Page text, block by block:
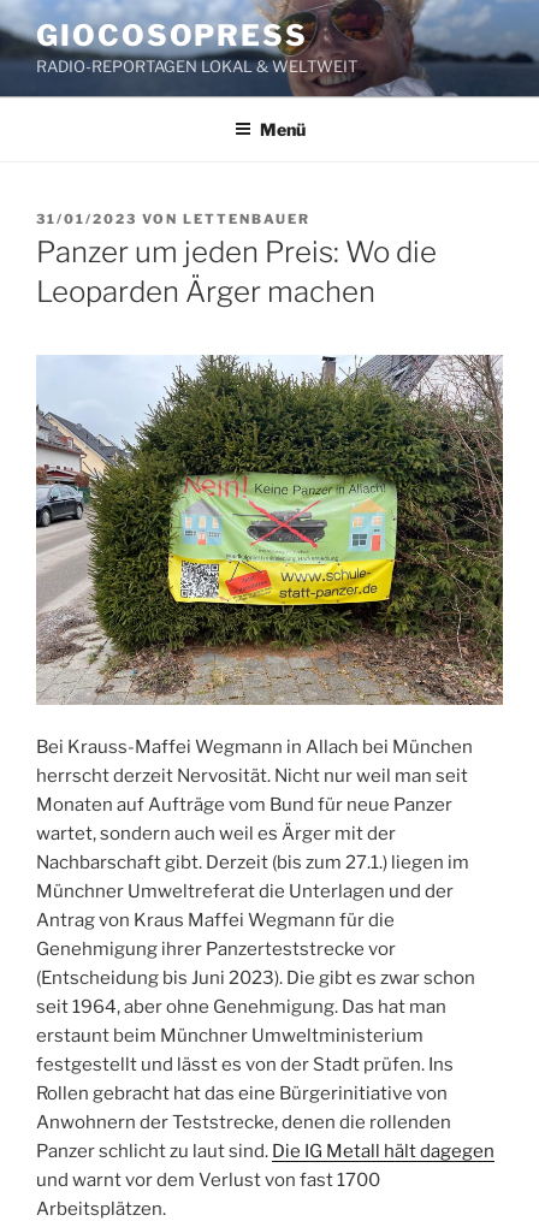
Zum
Inhalt
springen
GIOCOSOPRESS
RADIO-REPORTAGEN LOKAL & WELTWEIT
Menü
VERÖFFENTLICHT
AM
31/01/2023 VON LETTENBAUER
Panzer um jeden Preis: Wo die
Leoparden Ärger machen
Bei Krauss-Maffei Wegmann in Allach bei München
herrscht derzeit Nervosität. Nicht nur weil man seit
Monaten auf Aufträge vom Bund für neue Panzer
wartet, sondern auch weil es Ärger mit der
Nachbarschaft gibt. Derzeit (bis zum 27.1.) liegen im
Münchner Umweltreferat die Unterlagen und der
Antrag von Kraus Maffei Wegmann für die
Genehmigung ihrer Panzerteststrecke vor
(Entscheidung bis Juni 2023). Die gibt es zwar schon
seit 1964, aber ohne Genehmigung. Das hat man
erstaunt beim Münchner Umweltministerium
festgestellt und lässt es von der Stadt prüfen. Ins
Rollen gebracht hat das eine Bürgerinitiative von
Anwohnern der Teststrecke, denen die rollenden
Panzer schlicht zu laut sind. Die IG Metall hält dagegen
und warnt vor dem Verlust von fast 1700
Arbeitsplätzen.